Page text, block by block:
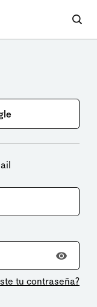
tu contraseña?